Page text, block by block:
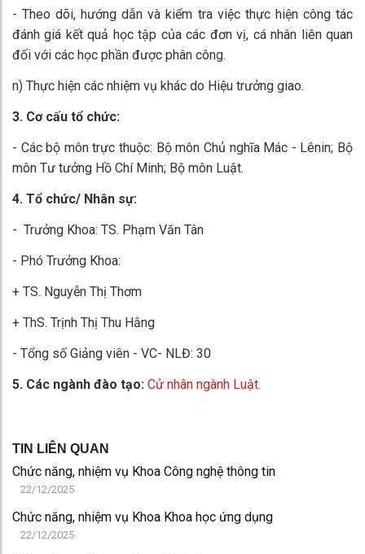
- Theo dõi, hướng dẫn và kiểm tra việc thực hiện công tác
đánh giá kết quả học tập của các đơn vị, cá nhân liên quan
đối với các học phần được phân công.
n) Thực hiện các nhiệm vụ khác do Hiệu tr­ưởng giao.
3. Cơ cấu tổ chức:
- Các bộ môn trực thuộc: Bộ môn Chủ nghĩa Mác - Lênin; Bộ
môn Tư tưởng Hồ Chí Minh; Bộ môn Luật.
4. Tổ chức/ Nhân sự:
- Trưởng Khoa: TS. Phạm Văn Tân
- Phó Trưởng Khoa:
+ TS. Nguyễn Thị Thơm
+ ThS. Trịnh Thị Thu Hằng
- Tổng số Giảng viên - VC- NLĐ: 30
5. Các ngành đào tạo: Cử nhân ngành Luật.
TIN LIÊN QUAN
Chức năng, nhiệm vụ Khoa Công nghệ thông tin
22/12/2025
Chức năng, nhiệm vụ Khoa Khoa học ứng dụng
22/12/2025